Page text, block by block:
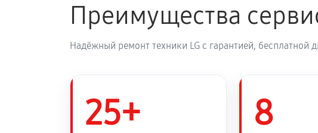
Замена кабеля питания
Преимущества
Надёжный ремонт техники LG с гарантией, бесплатной
25+ 8